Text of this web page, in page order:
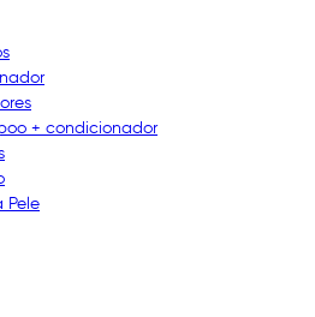
+ condicionador
Pele